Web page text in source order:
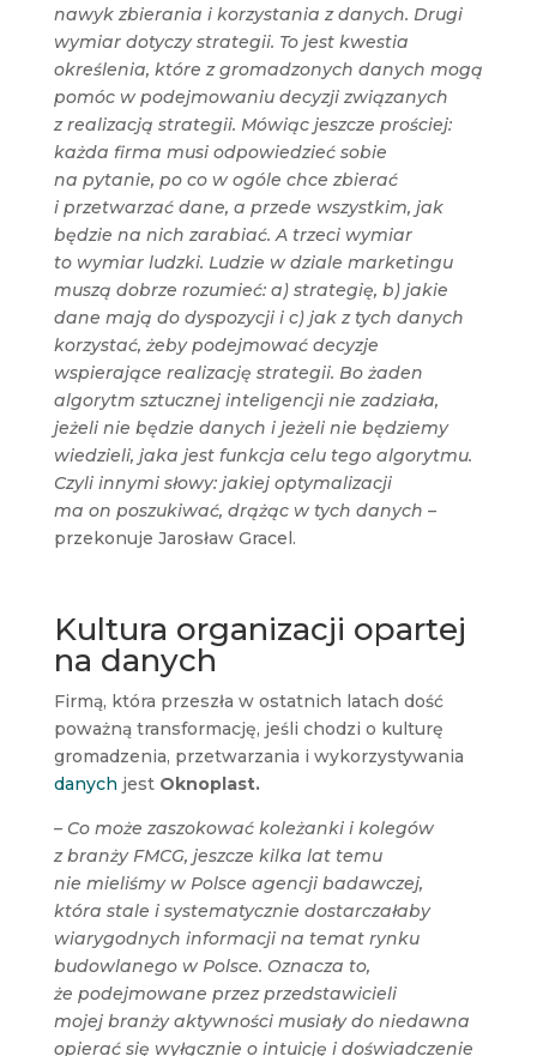
nawyk zbierania i korzystania z danych. Drugi
wymiar dotyczy strategii. To jest kwestia
określenia, które z gromadzonych danych mogą
pomóc w podejmowaniu decyzji związanych
z realizacją strategii. Mówiąc jeszcze prościej:
każda firma musi odpowiedzieć sobie
na pytanie, po co w ogóle chce zbierać
i przetwarzać dane, a przede wszystkim, jak
będzie na nich zarabiać. A trzeci wymiar
to wymiar ludzki. Ludzie w dziale marketingu
muszą dobrze rozumieć: a) strategię, b) jakie
dane mają do dyspozycji i c) jak z tych danych
korzystać, żeby podejmować decyzje
wspierające realizację strategii. Bo żaden
algorytm sztucznej inteligencji nie zadziała,
jeżeli nie będzie danych i jeżeli nie będziemy
wiedzieli, jaka jest funkcja celu tego algorytmu.
Czyli innymi słowy: jakiej optymalizacji
ma on poszukiwać, drążąc w tych danych –
przekonuje Jarosław Gracel.
Kultura organizacji opartej
na danych
Firmą, która przeszła w ostatnich latach dość
poważną transformację, jeśli chodzi o kulturę
gromadzenia, przetwarzania i wykorzystywania
danych jest Oknoplast.
– Co może zaszokować koleżanki i kolegów
z branży FMCG, jeszcze kilka lat temu
nie mieliśmy w Polsce agencji badawczej,
która stale i systematycznie dostarczałaby
wiarygodnych informacji na temat rynku
budowlanego w Polsce. Oznacza to,
że podejmowane przez przedstawicieli
mojej branży aktywności musiały do niedawna
opierać się wyłącznie o intuicję i doświadczenie